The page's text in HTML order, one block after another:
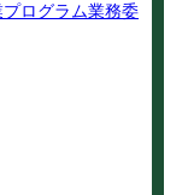
ログラム業務委